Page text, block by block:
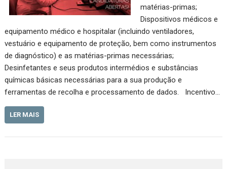
matérias-primas;
Dispositivos médicos e
equipamento médico e hospitalar (incluindo ventiladores,
vestuário e equipamento de proteção, bem como instrumentos
de diagnóstico) e as matérias-primas necessárias;
Desinfetantes e seus produtos intermédios e substâncias
químicas básicas necessárias para a sua produção e
ferramentas de recolha e processamento de dados. Incentivo…
LER MAIS